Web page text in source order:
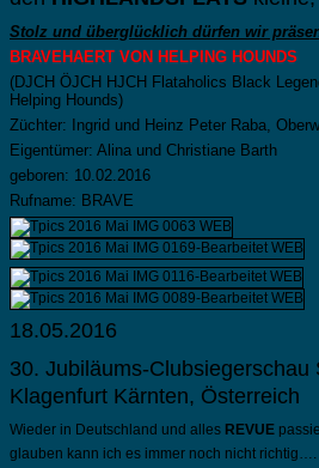
Stolz und überglücklich dürfen wir
BRAVEHAERT VON HELPING HOUNDS
(DJCH ÖJCH HJCH Flataholics Black
Helping Hounds)
Züchter: Ingrid und Heinz Peter Raba,
Eigentümer: Alina und Christiane Barth
geboren: 10.02.2016
Rufname: BRAVE
18.05.2016
30. Jubiläums-Clubsiegerschau
Klagenfurt Kärnten, Österreich
Wieder in Deutschland und alles REVUE
glauben kann ich es immer noch nicht richtig….